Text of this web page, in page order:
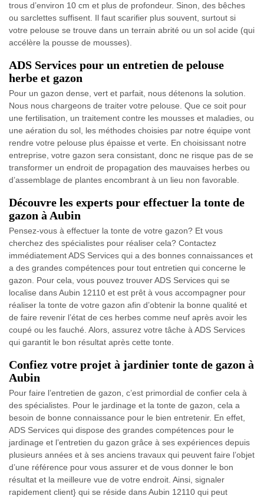
trous d’environ 10 cm et plus de profondeur. Sinon, des bêches
ou sarclettes suffisent. Il faut scarifier plus souvent, surtout si
votre pelouse se trouve dans un terrain abrité ou un sol acide (qui
accélère la pousse de mousses).
ADS Services pour un entretien de pelouse
herbe et gazon
Pour un gazon dense, vert et parfait, nous détenons la solution.
Nous nous chargeons de traiter votre pelouse. Que ce soit pour
une fertilisation, un traitement contre les mousses et maladies, ou
une aération du sol, les méthodes choisies par notre équipe vont
rendre votre pelouse plus épaisse et verte. En choisissant notre
entreprise, votre gazon sera consistant, donc ne risque pas de se
transformer un endroit de propagation des mauvaises herbes ou
d’assemblage de plantes encombrant à un lieu non favorable.
Découvre les experts pour effectuer la tonte de
gazon à Aubin
Pensez-vous à effectuer la tonte de votre gazon? Et vous
cherchez des spécialistes pour réaliser cela? Contactez
immédiatement ADS Services qui a des bonnes connaissances et
a des grandes compétences pour tout entretien qui concerne le
gazon. Pour cela, vous pouvez trouver ADS Services qui se
localise dans Aubin 12110 et est prêt à vous accompagner pour
réaliser la tonte de votre gazon afin d’obtenir la bonne qualité et
de faire revenir l’état de ces herbes comme neuf après avoir les
coupé ou les fauché. Alors, assurez votre tâche à ADS Services
qui garantit le bon résultat après cette tonte.
Confiez votre projet à jardinier tonte de gazon à
Aubin
Pour faire l’entretien de gazon, c’est primordial de confier cela à
des spécialistes. Pour le jardinage et la tonte de gazon, cela a
besoin de bonne connaissance pour le bien entretenir. En effet,
ADS Services qui dispose des grandes compétences pour le
jardinage et l’entretien du gazon grâce à ses expériences depuis
plusieurs années et à ses anciens travaux qui peuvent faire l’objet
d’une référence pour vous assurer et de vous donner le bon
résultat et la meilleure vue de votre endroit. Ainsi, signaler
rapidement client} qui se réside dans Aubin 12110 qui peut